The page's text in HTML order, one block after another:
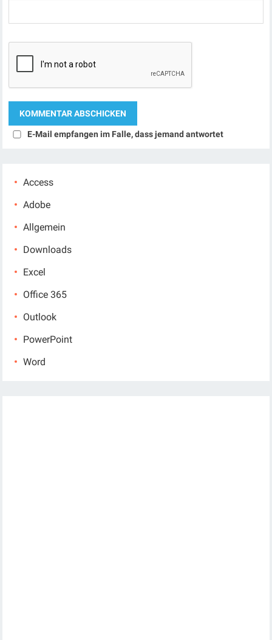
E-Mail empfangen im Falle, dass jemand antwortet
Access
Adobe
Allgemein
Downloads
Excel
Office 365
Outlook
PowerPoint
Word